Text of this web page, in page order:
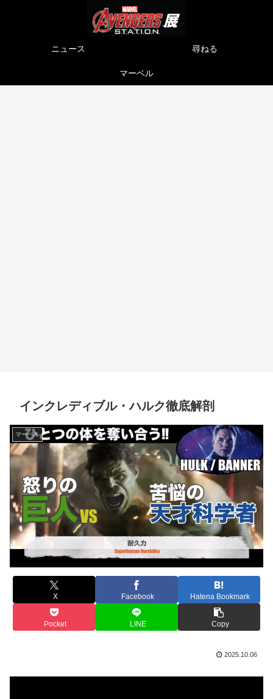
ニュース 尋ねる
マーベル
インクレディブル・ハルク徹底解剖
マーベル
X Facebook Hatena Bookmark
Pocket LINE Copy
2025.10.06